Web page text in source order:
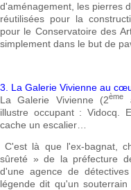
d'aménagement, les pierres
réutilisées pour la
pour le Conservatoire des
simplement dans le but de
3. La Galerie Vivienne au
La Galerie Vivienne (2ème
illustre occupant : Vidocq.
cache un escalier…
C'est là que l'ex-bagnat,
sûreté » de la préfecture
d'une agence de
légende dit qu'un